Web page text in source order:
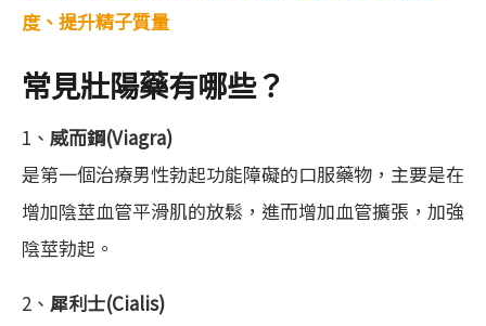
度、提升精子質量
常見壯陽藥有哪些？
1、 威而鋼(Viagra)
是第一個治療男性勃起功能障礙的口服藥物，主要是在
增加陰莖血管平滑肌的放鬆，進而增加血管擴張，加強
陰莖勃起。
2、 犀利士(Cialis)